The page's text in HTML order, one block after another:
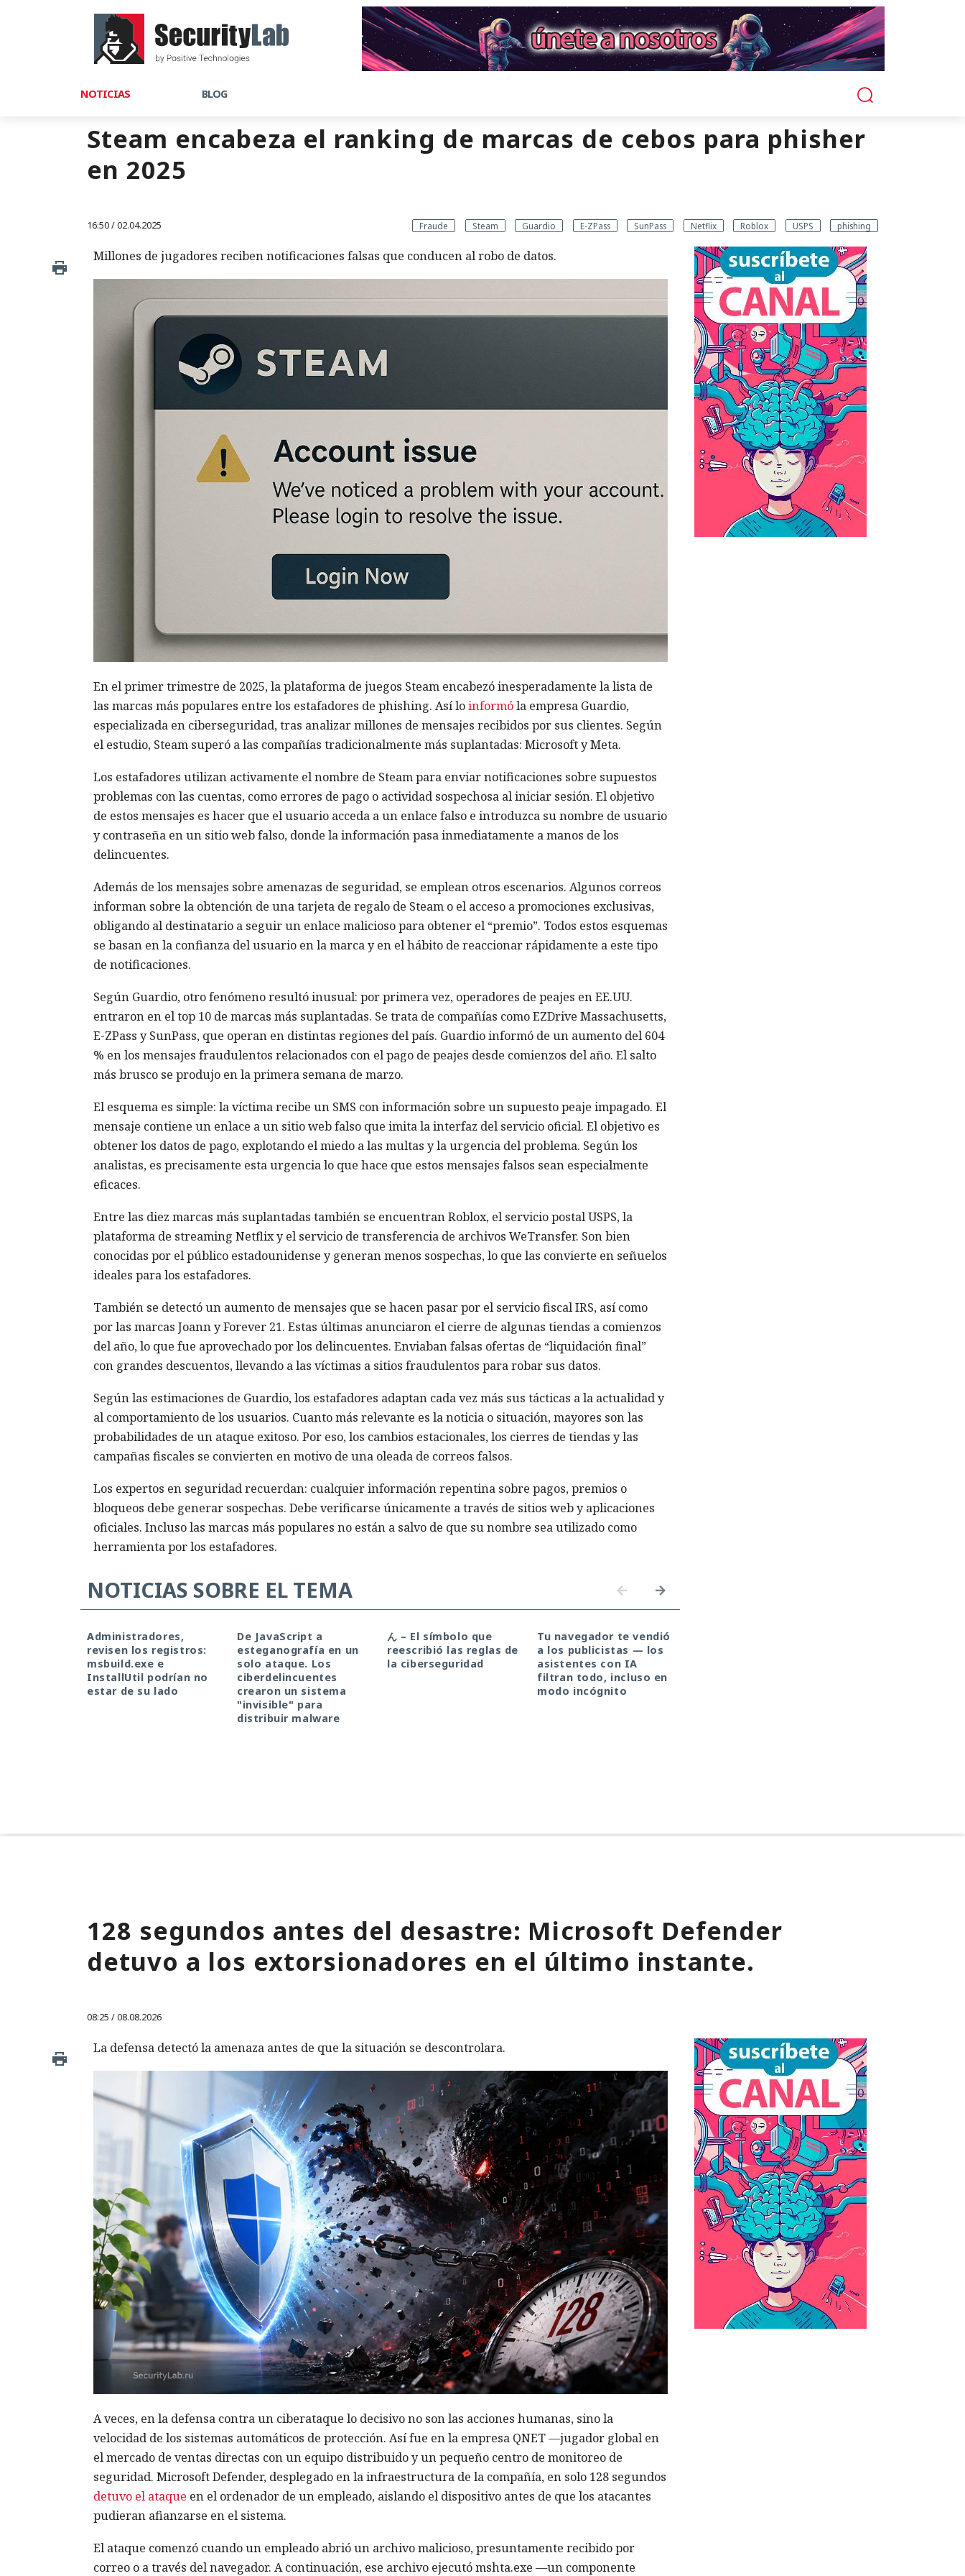
NOTICIAS BLOG
Steam encabeza el ranking de marcas de cebos para phisher
en 2025
16:50 / 02.04.2025 Fraude Steam Guardio E-ZPass SunPass Netflix Roblox USPS phishing
Millones de jugadores reciben notificaciones falsas que conducen al robo de datos.
En el primer trimestre de 2025, la plataforma de juegos Steam encabezó inesperadamente la lista de
las marcas más populares entre los estafadores de phishing. Así loinformóla empresa Guardio,
especializada en ciberseguridad, tras analizar millones de mensajes recibidos por sus clientes. Según
el estudio, Steam superó a las compañías tradicionalmente más suplantadas: Microsoft y Meta.
Los estafadores utilizan activamente el nombre de Steam para enviar notificaciones sobre supuestos
problemas con las cuentas, como errores de pago o actividad sospechosa al iniciar sesión. El objetivo
de estos mensajes es hacer que el usuario acceda a un enlace falso e introduzca su nombre de usuario
y contraseña en un sitio web falso, donde la información pasa inmediatamente a manos de los
delincuentes.
Además de los mensajes sobre amenazas de seguridad, se emplean otros escenarios. Algunos correos
informan sobre la obtención de una tarjeta de regalo de Steam o el acceso a promociones exclusivas,
obligando al destinatario a seguir un enlace malicioso para obtener el “premio”. Todos estos esquemas
se basan en la confianza del usuario en la marca y en el hábito de reaccionar rápidamente a este tipo
de notificaciones.
Según Guardio, otro fenómeno resultó inusual: por primera vez, operadores de peajes en EE.UU.
entraron en el top 10 de marcas más suplantadas. Se trata de compañías como EZDrive Massachusetts,
E-ZPass y SunPass, que operan en distintas regiones del país. Guardio informó de un aumento del 604
% en los mensajes fraudulentos relacionados con el pago de peajes desde comienzos del año. El salto
más brusco se produjo en la primera semana de marzo.
El esquema es simple: la víctima recibe un SMS con información sobre un supuesto peaje impagado. El
mensaje contiene un enlace a un sitio web falso que imita la interfaz del servicio oficial. El objetivo es
obtener los datos de pago, explotando el miedo a las multas y la urgencia del problema. Según los
analistas, es precisamente esta urgencia lo que hace que estos mensajes falsos sean especialmente
eficaces.
Entre las diez marcas más suplantadas también se encuentran Roblox, el servicio postal USPS, la
plataforma de streaming Netflix y el servicio de transferencia de archivos WeTransfer. Son bien
conocidas por el público estadounidense y generan menos sospechas, lo que las convierte en señuelos
ideales para los estafadores.
También se detectó un aumento de mensajes que se hacen pasar por el servicio fiscal IRS, así como
por las marcas Joann y Forever 21. Estas últimas anunciaron el cierre de algunas tiendas a comienzos
del año, lo que fue aprovechado por los delincuentes. Enviaban falsas ofertas de “liquidación final”
con grandes descuentos, llevando a las víctimas a sitios fraudulentos para robar sus datos.
Según las estimaciones de Guardio, los estafadores adaptan cada vez más sus tácticas a la actualidad y
al comportamiento de los usuarios. Cuanto más relevante es la noticia o situación, mayores son las
probabilidades de un ataque exitoso. Por eso, los cambios estacionales, los cierres de tiendas y las
campañas fiscales se convierten en motivo de una oleada de correos falsos.
Los expertos en seguridad recuerdan: cualquier información repentina sobre pagos, premios o
bloqueos debe generar sospechas. Debe verificarse únicamente a través de sitios web y aplicaciones
oficiales. Incluso las marcas más populares no están a salvo de que su nombre sea utilizado como
herramienta por los estafadores.
NOTICIAS SOBRE EL TEMA
Administradores,
revisen los registros:
msbuild.exe e
InstallUtil podrían no
estar de su lado
De JavaScript a
esteganografía en un
solo ataque. Los
ciberdelincuentes
crearon un sistema
"invisible" para
distribuir malware
ん – El símbolo que
reescribió las reglas de
la ciberseguridad
Tu navegador te vendió
a los publicistas — los
asistentes con IA
filtran todo, incluso en
modo incógnito
128 segundos antes del desastre: Microsoft Defender
detuvo a los extorsionadores en el último instante.
08:25 / 08.08.2026
La defensa detectó la amenaza antes de que la situación se descontrolara.
A veces, en la defensa contra un ciberataque lo decisivo no son las acciones humanas, sino la
velocidad de los sistemas automáticos de protección. Así fue en la empresa QNET —jugador global en
el mercado de ventas directas con un equipo distribuido y un pequeño centro de monitoreo de
seguridad. Microsoft Defender, desplegado en la infraestructura de la compañía, en solo 128 segundos
detuvo el ataque en el ordenador de un empleado, aislando el dispositivo antes de que los atacantes
pudieran afianzarse en el sistema.
El ataque comenzó cuando un empleado abrió un archivo malicioso, presuntamente recibido por
correo o a través del navegador. A continuación, ese archivo ejecutó mshta.exe —un componente